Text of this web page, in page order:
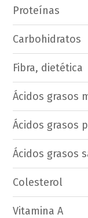
Proteínas
Carbohidratos
Fibra, dietética
Ácidos grasos
Ácidos grasos
Ácidos grasos
Colesterol
Vitamina A